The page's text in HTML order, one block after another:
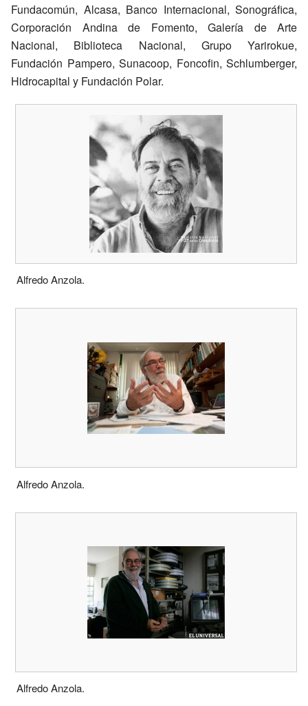
Fundacomún, Alcasa, Banco Internacional, Sonográfica,
Corporación Andina de Fomento, Galería de Arte
Nacional, Biblioteca Nacional, Grupo Yarirokue,
Fundación Pampero, Sunacoop, Foncofin, Schlumberger,
Hidrocapital y Fundación Polar.
Alfredo Anzola.
Alfredo Anzola.
Alfredo Anzola.